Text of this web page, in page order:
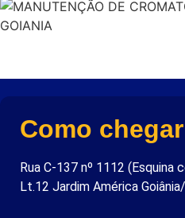
Como chegar
Rua C-137 nº 1112 (Esquina
Lt.12 Jardim América